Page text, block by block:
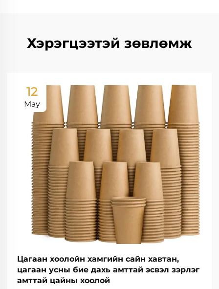
Хэрэгцээтэй зөвлөмж
12
May
Цагаан хоолойн хамгийн сайн хавтан,
цагаан усны бие дахь амттай эсвэл зэрлэг
амттай цайны хоолой